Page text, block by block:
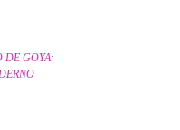
DE GOYA: